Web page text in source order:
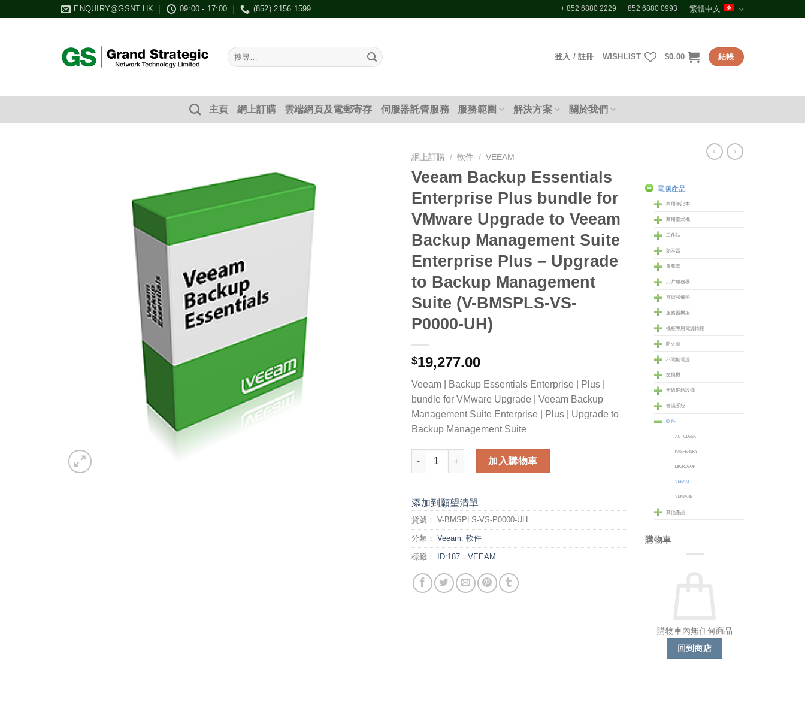
ENQUIRY@GSNT.HK 09:00 - 17:00 (852) 2156 1599 + 852 6880 2229 + 852 6880 0993 繁體中文
搜
尋：
登入 / 註冊 WISHLIST $0.00 結帳
主頁 網上訂購 雲端網頁及電郵寄存 伺服器託管服務 服務範圍 解決方案 關於我們
網上訂購 / 軟件 / VEEAM
Veeam Backup Essentials
Enterprise Plus bundle for
VMware Upgrade to Veeam
Backup Management Suite
Enterprise Plus – Upgrade
to Backup Management
Suite (V-BMSPLS-VS-
P0000-UH)
$19,277.00
Veeam | Backup Essentials Enterprise | Plus |
bundle for VMware Upgrade | Veeam Backup
Management Suite Enterprise | Plus | Upgrade to
Backup Management Suite
Veeam Backup Essentials Enterprise Plus bundle for VMware Upgrade to Veeam Backup
加入購物車
添加到願望清單
貨號： V-BMSPLS-VS-P0000-UH
分類： Veeam 軟件
標籤： ID:187，VEEAM
電腦產品
商用筆記本
商用臺式機
工作站
顥示器
服務器
刀片服務器
存儲和備份
服務器機架
機柜專用電源插座
防火牆
不間斷電源
交換機
無線網絡設備
會議系統
軟件
AUTODESK
KASPERSKY
MICROSOFT
VEEAM
VMWARE
其他產品
購物車
購物車內無任何商品
回到商店